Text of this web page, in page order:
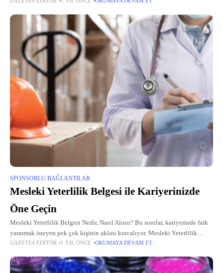
grafoloji uzmanı hizmetleriyle, bu alanda fark yaratan bir destek
SPONSORLU BAĞLANTILAR
Mesleki Yeterlilik Belgesi ile Kariyerinizde
Öne Geçin
Mesleki Yeterlilik Belgesi Nedir, Nasıl Alınır? Bu sorular, kariyerinde fark
yaratmak isteyen pek çok kişinin aklını kurcalıyor. Mesleki Yeterlilik
Belgesi, bireylerin belirli bir meslekte yeterli bilgi, beceri ve yetkinliğe
GAZETE4 EDITÖR 1 YIL ÖNCE OKUMAYA DEVAM ET